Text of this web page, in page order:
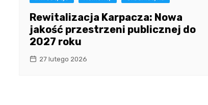
Rewitalizacja Karpacza: Nowa
jakość przestrzeni publicznej do
2027 roku
27 lutego 2026